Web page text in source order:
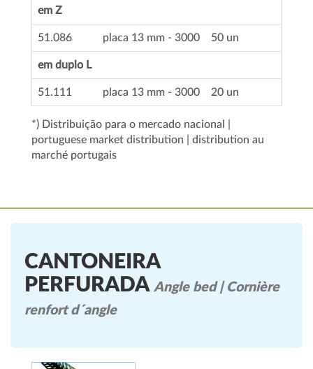
em Z
51.086 placa 13 mm - 3000 50 un
em duplo L
51.111 placa 13 mm - 3000 20 un
*) Distribuição para o mercado nacional |
portuguese market distribution | distribution au
marché portugais
CANTONEIRA
PERFURADA Angle bed | Cornière
renfort d´angle